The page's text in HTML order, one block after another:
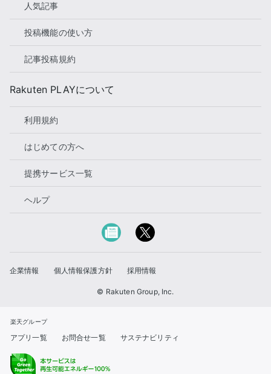
人気記事
投稿機能の使い方
記事投稿規約
Rakuten PLAYについて
利用規約
はじめての方へ
提携サービス一覧
ヘルプ
企業情報 個人情報保護方針 採用情報
© Rakuten Group, Inc.
楽天グループ
アプリ一覧 お問合せ一覧 サステナビリティ